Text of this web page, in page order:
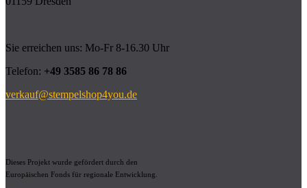
Sie erreichen uns: Mo-Fr 8-16.30 Uhr
Telefon: +49 3585 86 78 86
verkauf@stempelshop4you.de
Dieses Projekt wurde gefördert durch den
Europäischen Fonds für regionale Entwicklung.